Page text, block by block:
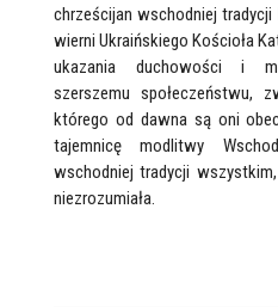
chrześcijan wschodniej
wierni Ukraińskiego Kościoła
ukazania duchowości i
szerszemu społeczeństwu,
którego od dawna są oni
tajemnicę modlitwy
wschodniej tradycji
niezrozumiała.